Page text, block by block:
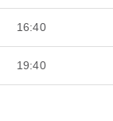
16:40
19:40